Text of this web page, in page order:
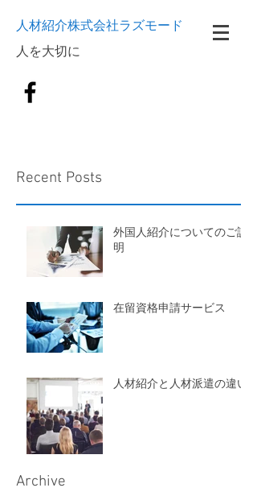
人材紹介株式会社ラズモード
​人を大切に
Recent Posts
外国人紹介についてのご説
明
在留資格申請サービス
人材紹介と人材派遣の違い
Archive